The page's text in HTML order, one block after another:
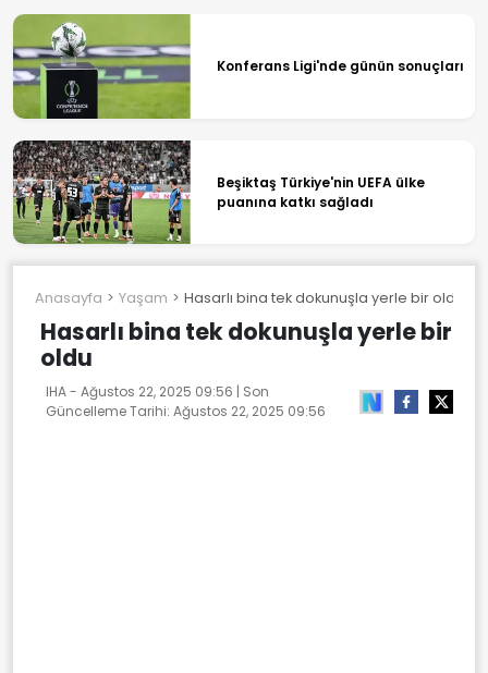
Konferans Ligi'nde günün sonuçları
Beşiktaş Türkiye'nin UEFA ülke
puanına katkı sağladı
Anasayfa Yaşam Hasarlı bina tek dokunuşla yerle bir oldu
Hasarlı bina tek dokunuşla yerle bir
oldu
IHA - Ağustos 22, 2025 09:56 | Son
Güncelleme Tarihi: Ağustos 22, 2025 09:56